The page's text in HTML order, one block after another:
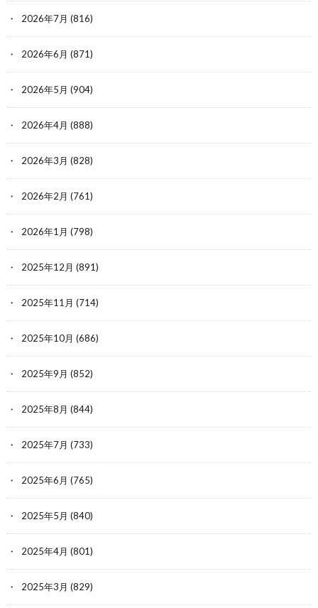
2026年7月 (816)
2026年6月 (871)
2026年5月 (904)
2026年4月 (888)
2026年3月 (828)
2026年2月 (761)
2026年1月 (798)
2025年12月 (891)
2025年11月 (714)
2025年10月 (686)
2025年9月 (852)
2025年8月 (844)
2025年7月 (733)
2025年6月 (765)
2025年5月 (840)
2025年4月 (801)
2025年3月 (829)